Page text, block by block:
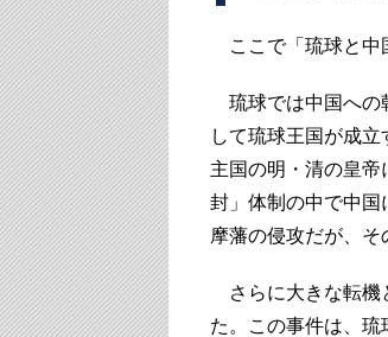
ここで「琉球と中
琉球では中国への
して琉球王国が成
主国の明・清の皇
封」体制の中で中
摩藩の侵攻だが、そ
さらに大きな転機
た。この事件は、